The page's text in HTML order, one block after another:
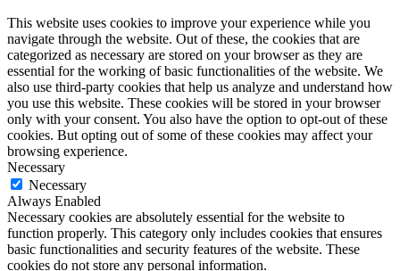
This website uses cookies to improve your experience while you
navigate through the website. Out of these, the cookies that are
categorized as necessary are stored on your browser as they are
essential for the working of basic functionalities of the website. We
also use third-party cookies that help us analyze and understand how
you use this website. These cookies will be stored in your browser
only with your consent. You also have the option to opt-out of these
cookies. But opting out of some of these cookies may affect your
browsing experience.
Necessary
Necessary
Always Enabled
Necessary cookies are absolutely essential for the website to
function properly. This category only includes cookies that ensures
basic functionalities and security features of the website. These
cookies do not store any personal information.